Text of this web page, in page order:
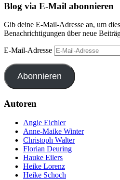
Blog via E-Mail abonnieren
Gib deine E-Mail-Adresse an, um
Benachrichtigungen über neue
E-Mail-Adresse
Abonnieren
Autoren
Angie Eichler
Anne-Maike Winter
Christoph Walter
Florian Deuring
Hauke Eilers
Heike Lorenz
Heike Schoch